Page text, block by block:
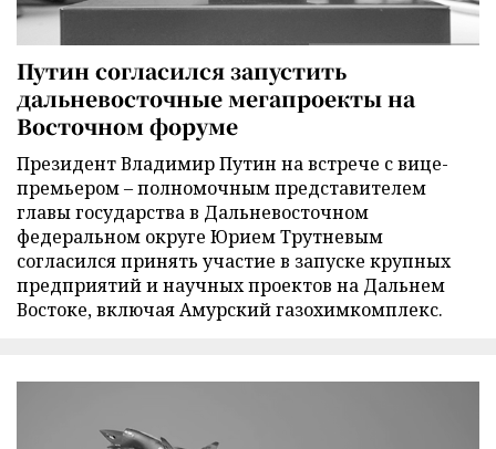
Путин согласился запустить
дальневосточные мегапроекты на
Восточном форуме
Президент Владимир Путин на встрече с вице-
премьером – полномочным представителем
главы государства в Дальневосточном
федеральном округе Юрием Трутневым
согласился принять участие в запуске крупных
предприятий и научных проектов на Дальнем
Востоке, включая Амурский газохимкомплекс.